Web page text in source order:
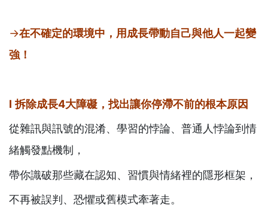
→在不確定的環境中， 用成長帶動自己與他人一起變
強 ！
l 拆除成長4大障礙，找出讓你停滯不前的根本原因
從雜訊與訊號的混淆、學習的悖論、普通人悖論到情
緒觸發點機制，
帶你識破那些藏在認知、習慣與情緒裡的隱形框架，
不再被誤判、恐懼或舊模式牽著走。